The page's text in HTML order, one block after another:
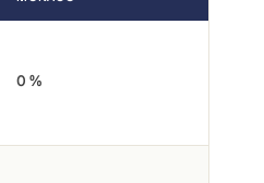
0 %